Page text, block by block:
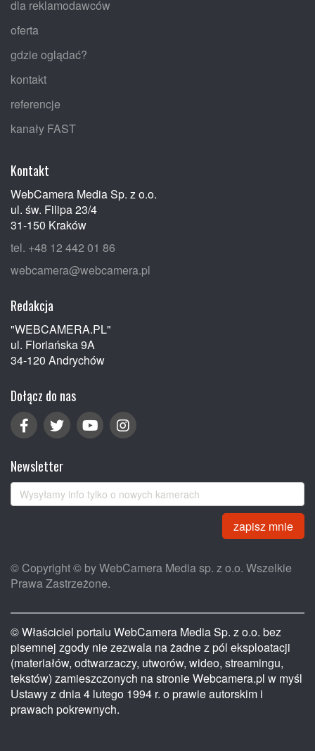
dla reklamodawców
oferta
gdzie oglądać?
kontakt
referencje
kanały FAST
Kontakt
WebCamera Media Sp. z o.o.
ul. św. Filipa 23/4
31-150 Kraków
tel. +48 12 442 01 86
webcamera@webcamera.pl
Redakcja
"WEBCAMERA.PL"
ul. Floriańska 9A
34-120 Andrychów
Dołącz do nas
Newsletter
zapisz mnie
© Copyright © by WebCamera Media sp. z o.o. Wszelkie
Prawa Zastrzeżone.
© Właściciel portalu WebCamera Media Sp. z o.o. bez
pisemnej zgody nie zezwala na żadne z pól eksploatacji
(materiałów, odtwarzaczy, utworów, wideo, streamingu,
tekstów) zamieszczonych na stronie Webcamera.pl w myśl
Ustawy z dnia 4 lutego 1994 r. o prawie autorskim i
prawach pokrewnych.